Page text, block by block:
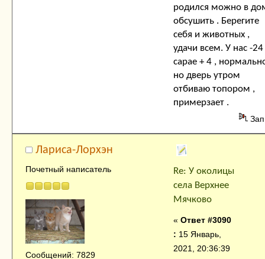
родился можно в
обсушить . Берегите
себя и животных ,
удачи всем. У нас -24
сарае + 4 ,
но дверь утром
отбиваю топором ,
примерзает .
Лариса-Лорхэн
Почетный написатель
Сообщений: 7829
Re: У околицы
села Верхнее
Мячково
« Ответ #3090
: 15 Январь,
2021, 20:36:39